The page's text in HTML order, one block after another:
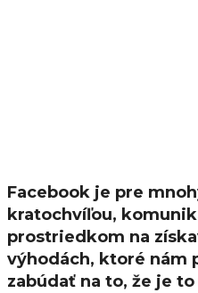
Facebook je pre
kratochvíľou,
prostriedkom na
výhodách, ktoré nám
zabúdať na to, že je